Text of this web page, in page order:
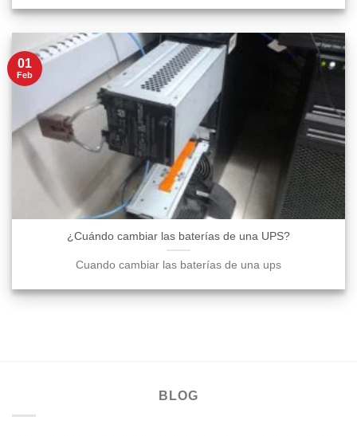
¿Cuándo cambiar las baterías de una UPS?
Cuando cambiar las baterías de una ups
01
Feb
BLOG